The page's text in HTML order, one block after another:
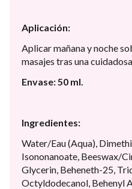
Aplicación:
Aplicar mañana y noche
masajes tras una
Envase: 50 ml.
Ingredientes:
Water/Eau (Aqua),
Isononanoate, Beeswax/
Glycerin, Beheneth-25,
Octyldodecanol, Behenyl